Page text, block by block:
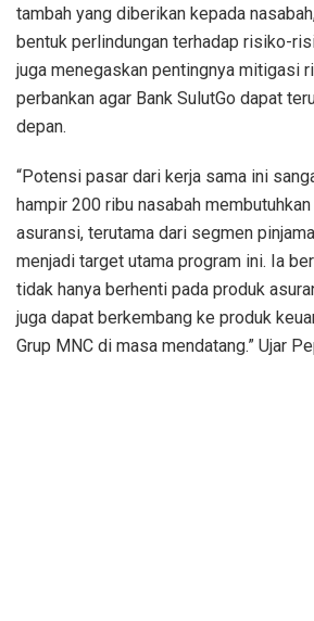
tambah yang diberikan kepada
bentuk perlindungan terhadap risiko-
juga menegaskan pentingnya mitigasi
perbankan agar Bank SulutGo dapat
depan.
“Potensi pasar dari kerja sama ini
hampir 200 ribu nasabah
asuransi, terutama dari segmen
menjadi target utama program ini. Ia
tidak hanya berhenti pada produk
juga dapat berkembang ke produk
Grup MNC di masa mendatang.” Ujar